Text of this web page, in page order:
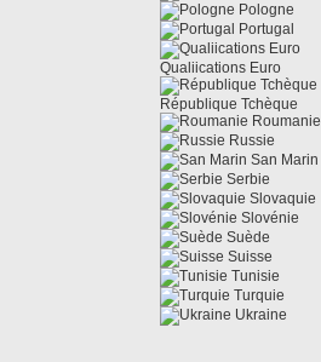
Pologne
Portugal
Qualiications Euro
République Tchèque
Roumanie
Russie
San Marin
Serbie
Slovaquie
Slovénie
Suède
Suisse
Tunisie
Turquie
Ukraine